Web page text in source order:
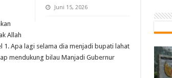
Juni 15, 2026
Allah
1. Apa lagi selama dia menjadi bupati lahat
mendukung bilau Manjadi Gubernur